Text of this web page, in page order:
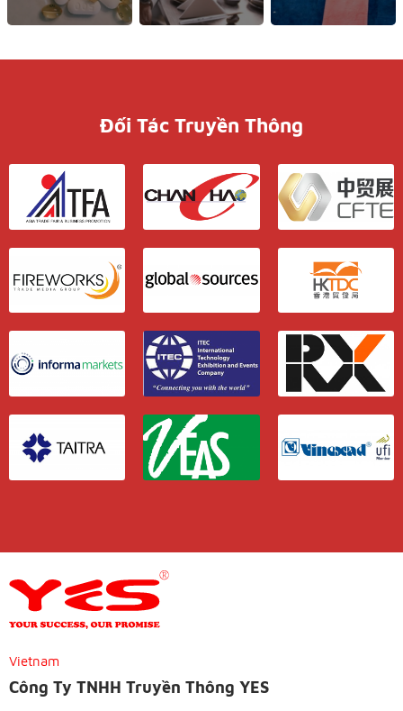
Đối Tác Truyền Thông
Vietnam
Công Ty TNHH Truyền Thông YES